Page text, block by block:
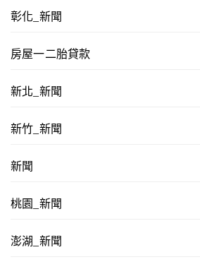
彰化_新聞
房屋一二胎貸款
新北_新聞
新竹_新聞
新聞
桃園_新聞
澎湖_新聞